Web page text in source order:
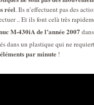
réel. Ils n’effectuent pas des
.. Et ils font celà très
M-430iA de l’année 2007
dans un plastique qui ne
par minute !